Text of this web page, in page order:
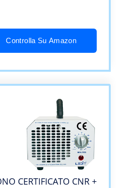
Timer 120 Min,
Controlla Su Amazon
CERTIFICATO CNR +